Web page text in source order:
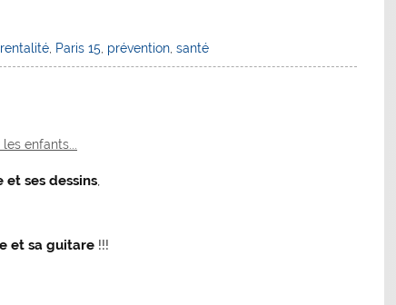
, Paris 15, prévention, santé
enfants...
et ses dessins,
et sa guitare!!!